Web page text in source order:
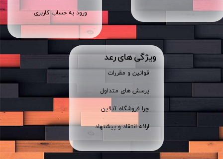
ورود به حساب کاربری
ویژگی های رعد
قوانین و مقررات
پرسش های متداول
چرا فروشگاه آنلاین
ارائه انتقاد و پیشنهاد